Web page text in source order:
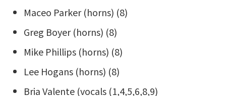
Maceo Parker (horns) (8)
Greg Boyer (horns) (8)
Mike Phillips (horns) (8)
Lee Hogans (horns) (8)
Bria Valente (vocals (1,4,5,6,8,9)